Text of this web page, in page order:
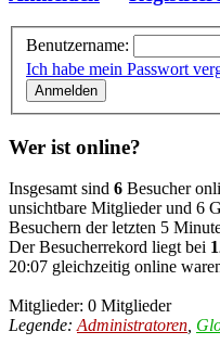
Benutzername:
Ich habe mein Passwort
Wer ist online?
Insgesamt sind 6 Besucher
unsichtbare Mitglieder und 6
Besuchern der letzten 5
Der Besucherrekord liegt bei
20:07 gleichzeitig online
Mitglieder: 0 Mitglieder
Legende:Administratoren,